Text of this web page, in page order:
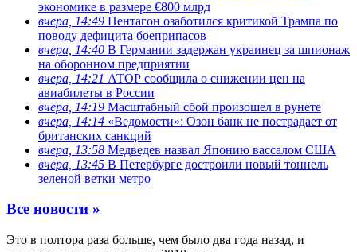
экономике в размере €800 млрд
вчера, 14:49 Пентагон озаботился критикой Трампа по
поводу дефицита боеприпасов
вчера, 14:40 В Германии задержан украинец за шпионаж
на оборонном предприятии
вчера, 14:21 АТОР сообщила о снижении цен на
авиабилеты в России
вчера, 14:19 Масштабный сбой произошел в рунете
вчера, 14:14 «Ведомости»: Озон банк не пострадает от
британских санкций
вчера, 13:58 Медведев назвал Японию вассалом США
вчера, 13:45 В Петербурге достроили новый тоннель
зеленой ветки метро
Все новости »
Это в полтора раза больше, чем было два года назад, и